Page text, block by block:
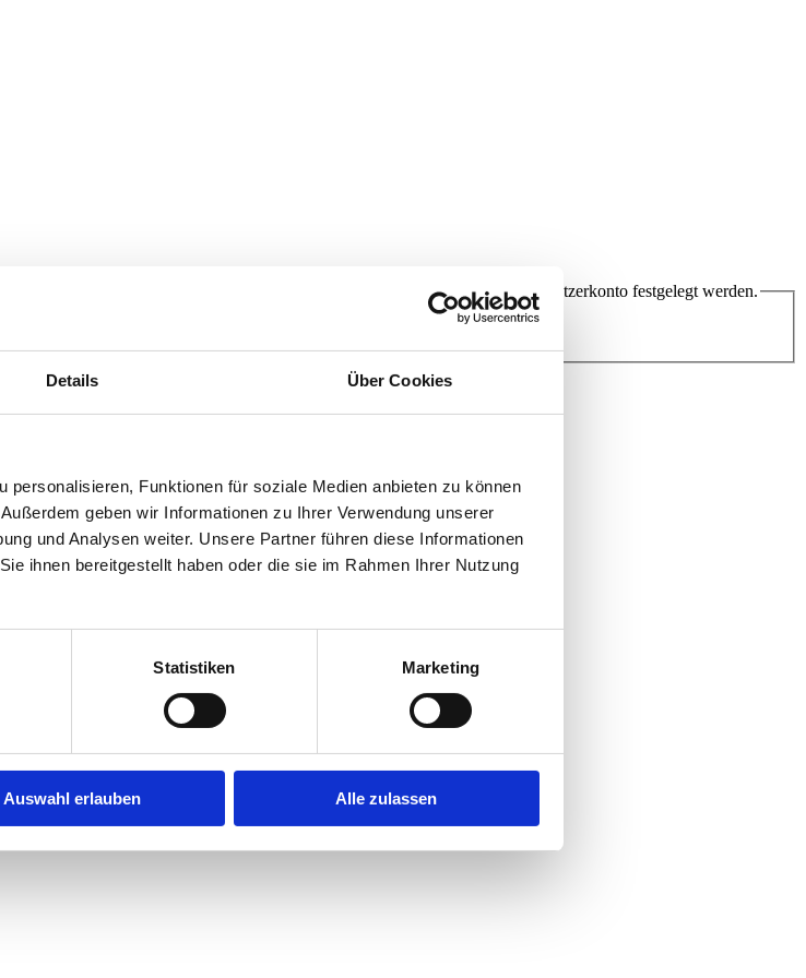
Details Über Cookies
personalisieren, Funktionen für soziale Medien anbieten zu können
geben wir Informationen zu Ihrer Verwendung unserer
und Analysen weiter. Unsere Partner führen diese Informationen
ihnen bereitgestellt haben oder die sie im Rahmen Ihrer Nutzung
Statistiken Marketing
Auswahl erlauben Alle zulassen
verschickt. Sobald der Code vorliegt, kann ein neues Passwort für das Benutzerkonto festgelegt werden.